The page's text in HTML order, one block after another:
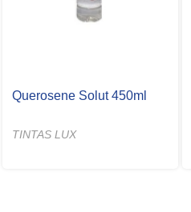
Querosene Solut 450ml
TINTAS LUX